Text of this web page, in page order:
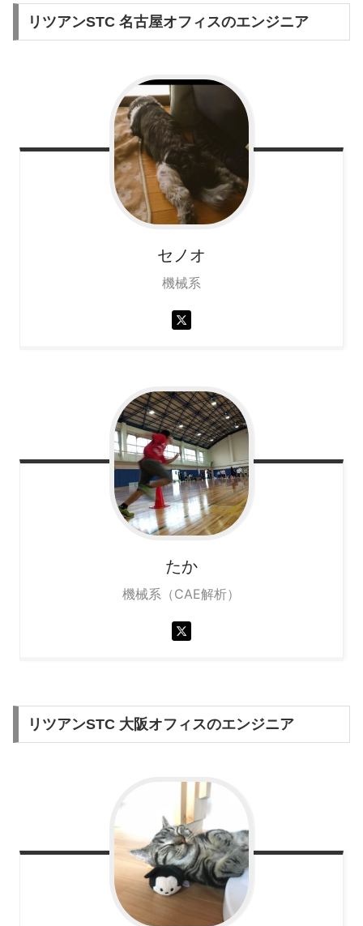
リツアンSTC 名古屋オフィスのエンジニア
セノオ
機械系
たか
機械系（CAE解析）
リツアンSTC 大阪オフィスのエンジニア